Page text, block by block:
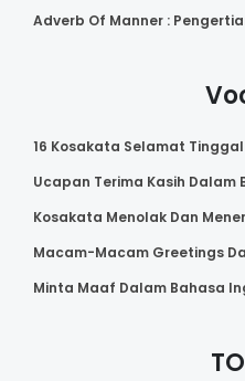
Adverb Of Manner :
16 Kosakata Selamat
Ucapan Terima Kasih Dalam
Kosakata Menolak Dan
Macam-Macam Greetings
Minta Maaf Dalam Bahasa